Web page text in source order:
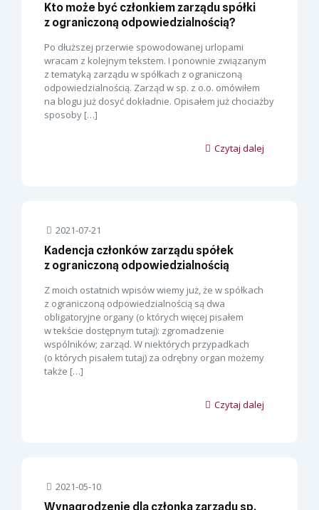
Kto może być członkiem zarządu spółki
z ograniczoną odpowiedzialnością?
Po dłuższej przerwie spowodowanej urlopami
wracam z kolejnym tekstem. I ponownie związanym
z tematyką zarządu w spółkach z ograniczoną
odpowiedzialnością. Zarząd w sp. z o.o. omówiłem
na blogu już dosyć dokładnie. Opisałem już chociażby
sposoby […]
Czytaj dalej
2021-07-21
Kadencja członków zarządu spółek
z ograniczoną odpowiedzialnością
Z moich ostatnich wpisów wiemy już, że w spółkach
z ograniczoną odpowiedzialnością są dwa
obligatoryjne organy (o których więcej pisałem
w tekście dostępnym tutaj): zgromadzenie
wspólników; zarząd. W niektórych przypadkach
(o których pisałem tutaj) za odrębny organ możemy
także […]
Czytaj dalej
2021-05-10
Wynagrodzenie dla członka zarządu sp.